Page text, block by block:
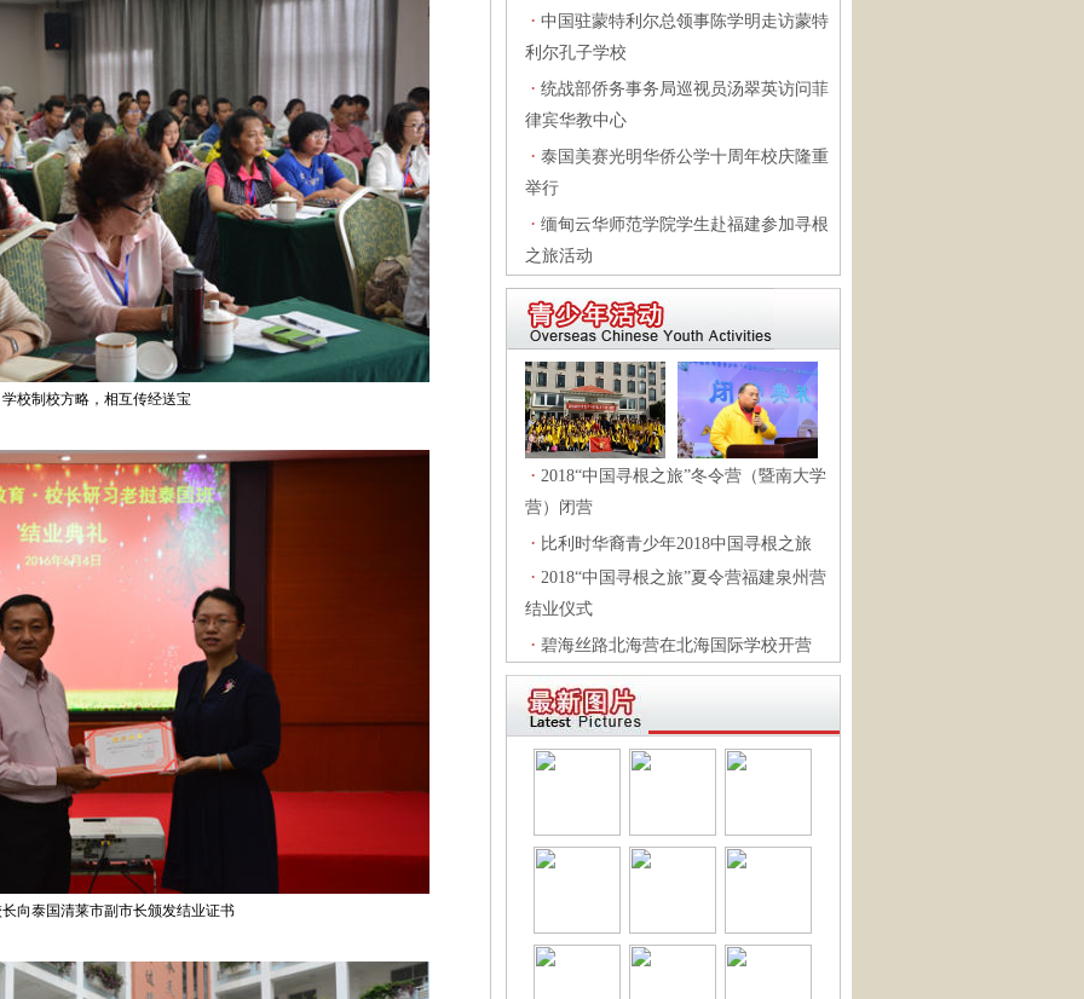
学校制校方略，相互传经送宝
向泰国清莱市副市长颁发结业证书
· 中国驻蒙特利尔总领事陈学明走访蒙特
利尔孔子学校
· 统战部侨务事务局巡视员汤翠英访问菲
律宾华教中心
· 泰国美赛光明华侨公学十周年校庆隆重
举行
· 缅甸云华师范学院学生赴福建参加寻根
之旅活动
· 2018“中国寻根之旅”冬令营（暨南大学
营）闭营
· 比利时华裔青少年2018中国寻根之旅
· 2018“中国寻根之旅”夏令营福建泉州营
结业仪式
· 碧海丝路北海营在北海国际学校开营